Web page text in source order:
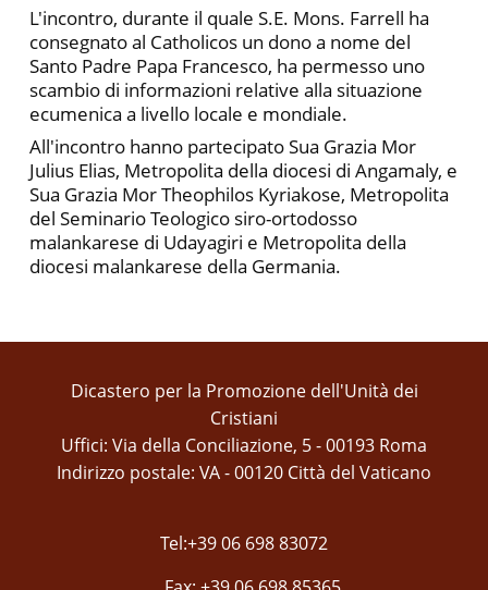
L'incontro, durante il quale S.E. Mons. Farrell ha
consegnato al Catholicos un dono a nome del
Santo Padre Papa Francesco, ha permesso uno
scambio di informazioni relative alla situazione
ecumenica a livello locale e mondiale.
All'incontro hanno partecipato Sua Grazia Mor
Julius Elias, Metropolita della diocesi di Angamaly, e
Sua Grazia Mor Theophilos Kyriakose, Metropolita
del Seminario Teologico siro-ortodosso
malankarese di Udayagiri e Metropolita della
diocesi malankarese della Germania.
Dicastero per la Promozione dell'Unità dei
Cristiani
Uffici: Via della Conciliazione, 5 - 00193 Roma
Indirizzo postale: VA - 00120 Città del Vaticano
Tel:+39 06 698 83072